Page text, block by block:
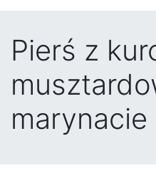
Pierś z
marynacie